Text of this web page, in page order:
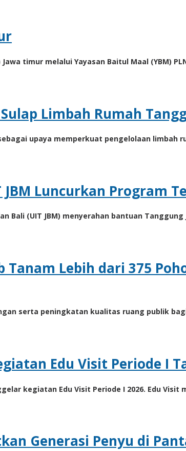
timur melalui Yayasan Baitul Maal (YBM)
Limbah Rumah
sebagai upaya memperkuat pengelolaan
Luncurkan Program
Bali (UIT JBM) menyerahan bantuan
Tanam Lebih dari 375
serta peningkatan kualitas ruang publik
Edu Visit Periode I
kegiatan Edu Visit Periode I 2026. Edu
Generasi Penyu di